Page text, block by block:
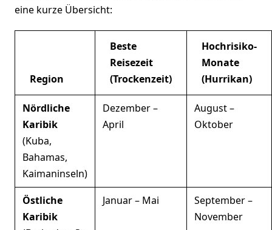
eine kurze Übersicht:
Region
Beste
Reisezeit
(Trockenzeit)
Hochrisiko-
Monate
(Hurrikan)
Nördliche
Karibik
(Kuba,
Bahamas,
Kaimaninseln)
Dezember –
April
August –
Oktober
Östliche
Karibik
Januar – Mai
September –
November